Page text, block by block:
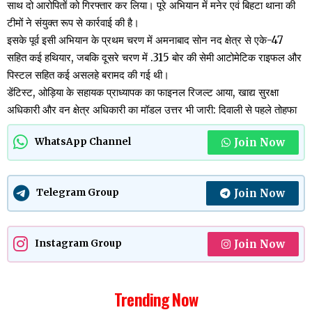
साथ दो आरोपितों को गिरफ्तार कर लिया। पूरे अभियान में मनेर एवं बिहटा थाना की
टीमों ने संयुक्त रूप से कार्रवाई की है।
इसके पूर्व इसी अभियान के प्रथम चरण में अमनाबाद सोन नद क्षेत्र से एके-47
सहित कई हथियार, जबकि दूसरे चरण में .315 बोर की सेमी आटोमेटिक राइफल और
पिस्टल सहित कई असलहे बरामद की गई थी।
डेंटिस्ट, ओड़िया के सहायक प्राध्यापक का फाइनल रिजल्ट आया, खाद्य सुरक्षा
अधिकारी और वन क्षेत्र अधिकारी का मॉडल उत्तर भी जारी: दिवाली से पहले तोहफा
WhatsApp Channel Join Now
Telegram Group Join Now
Instagram Group Join Now
Trending Now